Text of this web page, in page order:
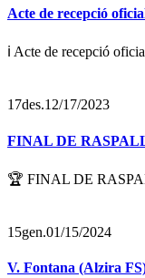
Acte de recepció
ℹ️ Acte de recepció
17des.12/17/2023
FINAL DE RASPALL
🏆 FINAL DE
15gen.01/15/2024
V. Fontana (Alzira